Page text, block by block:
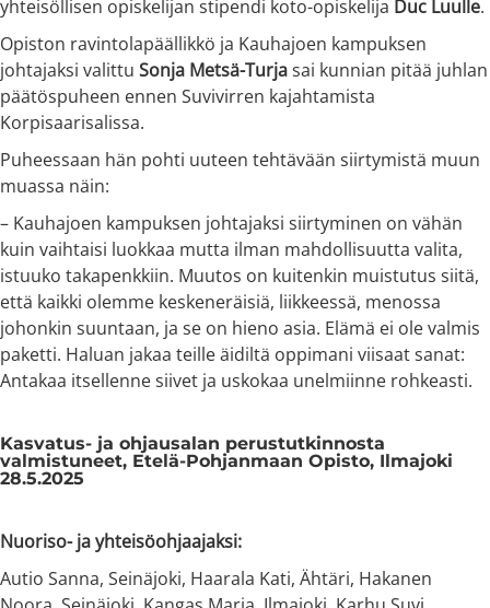
yhteisöllisen opiskelijan stipendi koto-opiskelija Duc Luulle.
Opiston ravintolapäällikkö ja Kauhajoen kampuksen
johtajaksi valittu Sonja Metsä-Turjasai kunnian pitää juhlan
päätöspuheen ennen Suvivirren kajahtamista
Korpisaarisalissa.
Puheessaan hän pohti uuteen tehtävään siirtymistä muun
muassa näin:
– Kauhajoen kampuksen johtajaksi siirtyminen on vähän
kuin vaihtaisi luokkaa mutta ilman mahdollisuutta valita,
istuuko takapenkkiin. Muutos on kuitenkin muistutus siitä,
että kaikki olemme keskeneräisiä, liikkeessä, menossa
johonkin suuntaan, ja se on hieno asia. Elämä ei ole valmis
paketti. Haluan jakaa teille äidiltä oppimani viisaat sanat:
Antakaa itsellenne siivet ja uskokaa unelmiinne rohkeasti.
Kasvatus- ja ohjausalan perustutkinnosta
valmistuneet, Etelä-Pohjanmaan Opisto, Ilmajoki
28.5.2025
Nuoriso- ja yhteisöohjaajaksi:
Autio Sanna, Seinäjoki, Haarala Kati, Ähtäri, Hakanen